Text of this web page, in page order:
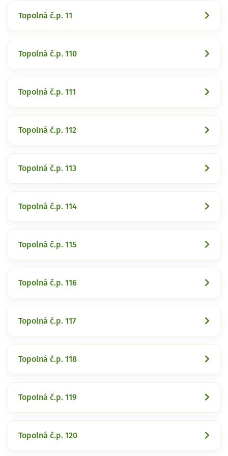
Topolná č.p. 11
Topolná č.p. 110
Topolná č.p. 111
Topolná č.p. 112
Topolná č.p. 113
Topolná č.p. 114
Topolná č.p. 115
Topolná č.p. 116
Topolná č.p. 117
Topolná č.p. 118
Topolná č.p. 119
Topolná č.p. 120